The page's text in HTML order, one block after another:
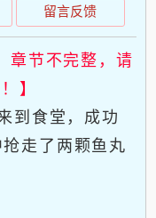
留言反馈
章节不完整，请
】
到食堂，成功
走了两颗鱼丸